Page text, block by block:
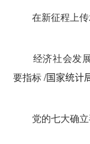
在新征程上
经济社会发
要指标/国家统计
党的七大确